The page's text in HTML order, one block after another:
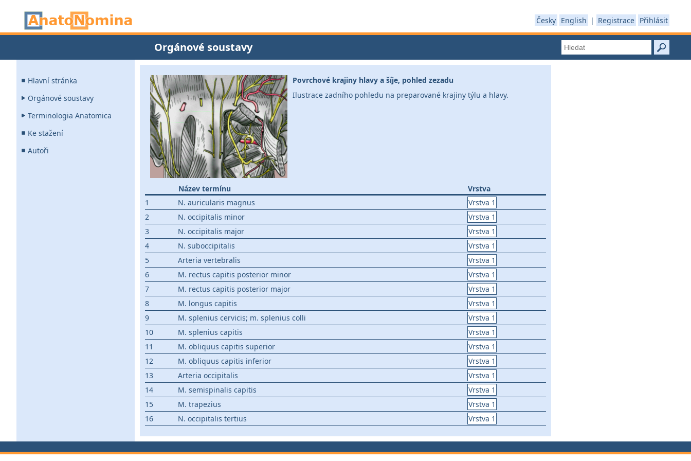
Česky English | Registrace Přihlásit
Orgánové soustavy
Hlavní stránka
Orgánové soustavy
Terminologia Anatomica
Ke stažení
Autoři
Povrchové krajiny hlavy a šíje, pohled zezadu
Ilustrace zadního pohledu na preparované krajiny týlu a hlavy.
Název termínu
Vrstva
1
N. auricularis magnus
Vrstva 1
2
N. occipitalis minor
Vrstva 1
3
N. occipitalis major
Vrstva 1
4
N. suboccipitalis
Vrstva 1
5
Arteria vertebralis
Vrstva 1
6
M. rectus capitis posterior minor
Vrstva 1
7
M. rectus capitis posterior major
Vrstva 1
8
M. longus capitis
Vrstva 1
9
M. splenius cervicis; m. splenius colli
Vrstva 1
10
M. splenius capitis
Vrstva 1
11
M. obliquus capitis superior
Vrstva 1
12
M. obliquus capitis inferior
Vrstva 1
13
Arteria occipitalis
Vrstva 1
14
M. semispinalis capitis
Vrstva 1
15
M. trapezius
Vrstva 1
16
N. occipitalis tertius Vrstva 1